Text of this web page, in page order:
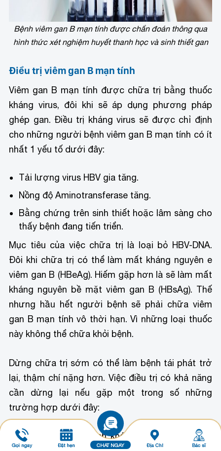
Bệnh viêm gan B mạn tính được chẩn đoán thông qua
hình thức xét nghiệm huyết thanh học và sinh thiết gan
Điều trị viêm gan B mạn tính
Viêm gan B mạn tính được chữa trị bằng thuốc
kháng virus, đôi khi sẽ áp dụng phương pháp
ghép gan. Điều trị kháng virus sẽ được chỉ định
cho những người bệnh viêm gan B mạn tính có ít
nhất 1 yếu tố dưới đây:
Tải lượng virus HBV gia tăng.
Nồng độ Aminotransferase tăng.
Bằng chứng trên sinh thiết hoặc lâm sàng cho
thấy bệnh đang tiến triển.
Mục tiêu của việc chữa trị là loại bỏ HBV-DNA.
Đôi khi chữa trị có thể làm mất kháng nguyên e
viêm gan B (HBeAg). Hiếm gặp hơn là sẽ làm mất
kháng nguyên bề mặt viêm gan B (HBsAg). Thế
nhưng hầu hết người bệnh sẽ phải chữa viêm
gan B mạn tính vô thời hạn. Vì những loại thuốc
này không thể chữa khỏi bệnh.
Dừng chữa trị sớm có thể làm bệnh tái phát trở
lại, thậm chí nặng hơn. Việc điều trị có khả năng
cần dừng lại nếu gặp một trong số những
trường hợp dưới đây:
HBeAg chuyển thành kháng thể kháng HBeAg
Gọi ngay Đặt hẹn CHAT NGAY Địa Chỉ Bác sĩ